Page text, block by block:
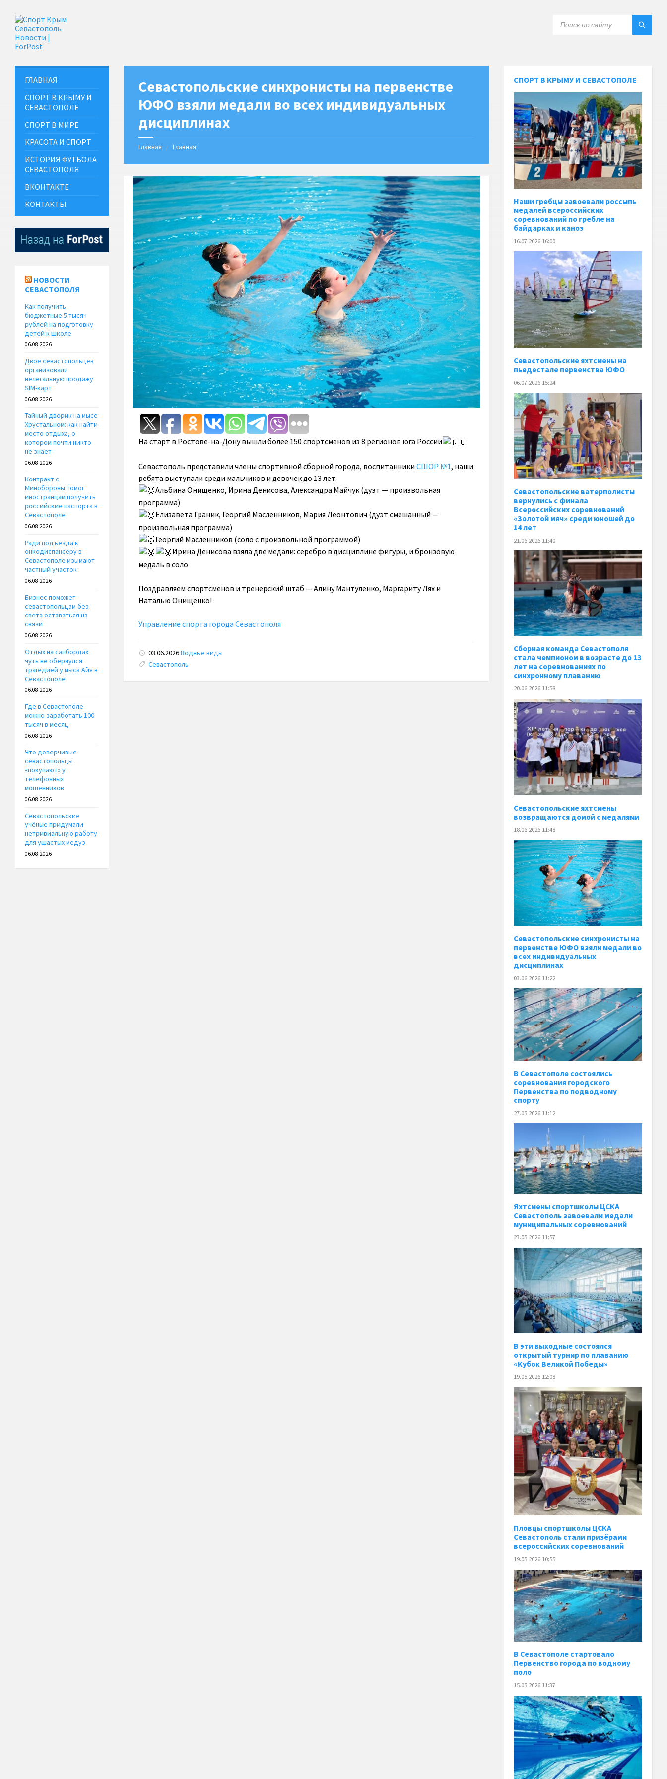
️Севастопольские синхронисты на первенстве
ЮФО взяли медали во всех индивидуальных
дисциплинах
Главная Главная
На старт в Ростове-на-Дону вышли более 150 спортсменов из 8 регионов юга России
Севастополь представили члены спортивной сборной города, воспитанники СШОР №1, наши
ребята выступали среди мальчиков и девочек до 13 лет:
Альбина Онищенко, Ирина Денисова, Александра Майчук (дуэт — произвольная
программа)
Елизавета Граник, Георгий Масленников, Мария Леонтович (дуэт смешанный —
произвольная программа)
Георгий Масленников (соло с произвольной программой)
Ирина Денисова взяла две медали: серебро в дисциплине фигуры, и бронзовую
медаль в соло
Поздравляем спортсменов и тренерский штаб — Алину Мантуленко, Маргариту Лях и
Наталью Онищенко!
Управление спорта города Севастополя
03.06.2026Водные виды
Tags:
Севастополь
ГЛАВНАЯ
СПОРТ В КРЫМУ И
СЕВАСТОПОЛЕ
СПОРТ В МИРЕ
КРАСОТА И СПОРТ
ИСТОРИЯ ФУТБОЛА
СЕВАСТОПОЛЯ
ВКОНТАКТЕ
КОНТАКТЫ
НОВОСТИ
СЕВАСТОПОЛЯ
Как получить
бюджетные 5 тысяч
рублей на подготовку
детей к школе
06.08.2026
Двое севастопольцев
организовали
нелегальную продажу
SIM-карт
06.08.2026
Тайный дворик на мысе
Хрустальном: как найти
место отдыха, о
котором почти никто
не знает
06.08.2026
Контракт с
Минобороны помог
иностранцам получить
российские паспорта в
Севастополе
06.08.2026
Ради подъезда к
онкодиспансеру в
Севастополе изымают
частный участок
06.08.2026
Бизнес поможет
севастопольцам без
света оставаться на
связи
06.08.2026
Отдых на сапбордах
чуть не обернулся
трагедией у мыса Айя в
Севастополе
06.08.2026
Где в Севастополе
можно заработать 100
тысяч в месяц
06.08.2026
Что доверчивые
севастопольцы
«покупают» у
телефонных
мошенников
06.08.2026
Севастопольские
учёные придумали
нетривиальную работу
для ушастых медуз
06.08.2026
СПОРТ В КРЫМУ И СЕВАСТОПОЛЕ
Наши гребцы завоевали россыпь
медалей всероссийских
соревнований по гребле на
байдарках и каноэ
16.07.2026 16:00
️Севастопольские яхтсмены на
пьедестале первенства ЮФО
06.07.2026 15:24
Севастопольские ватерполисты
вернулись с финала
Всероссийских соревнований
«Золотой мяч» среди юношей до
14 лет
21.06.2026 11:40
Сборная команда Севастополя
стала чемпионом в возрасте до 13
лет на соревнованиях по
синхронному плаванию
20.06.2026 11:58
️Севастопольские яхтсмены
возвращаются домой с медалями
18.06.2026 11:48
️Севастопольские синхронисты на
первенстве ЮФО взяли медали во
всех индивидуальных
дисциплинах
03.06.2026 11:22
В Севастополе состоялись
соревнования городского
Первенства по подводному
спорту
27.05.2026 11:12
Яхтсмены спортшколы ЦСКА
Севастополь завоевали медали
муниципальных соревнований
23.05.2026 11:57
В эти выходные состоялся
открытый турнир по плаванию
«Кубок Великой Победы»
19.05.2026 12:08
Пловцы спортшколы ЦСКА
Севастополь стали призёрами
всероссийских соревнований
19.05.2026 10:55
В Севастополе стартовало
Первенство города по водному
поло
15.05.2026 11:37